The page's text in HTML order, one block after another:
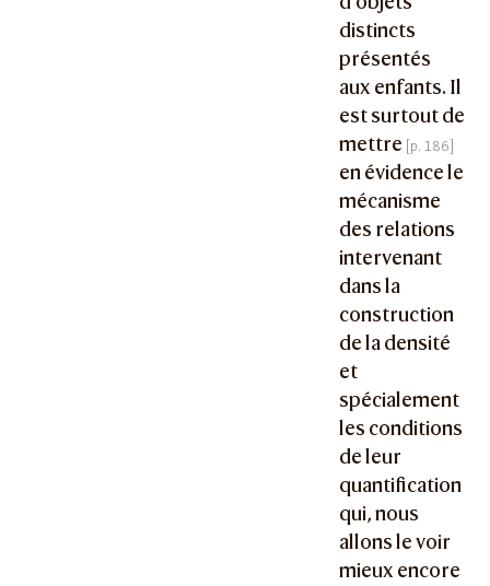
distincts
présentés
aux enfants. Il
est surtout de
mettre
en évidence le
mécanisme
des relations
intervenant
dans la
construction
de la densité
et
spécialement
les conditions
de leur
quantification
qui, nous
allons le voir
mieux encore